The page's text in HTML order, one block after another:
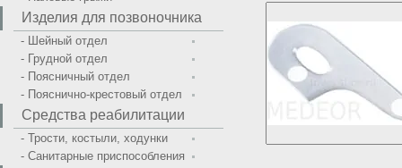
Изделия для позвоночника
- Шейный отдел
- Грудной отдел
- Поясничный отдел
- Пояснично-крестовый отдел
Средства реабилитации
- Трости, костыли, ходунки
- Санитарные приспособления